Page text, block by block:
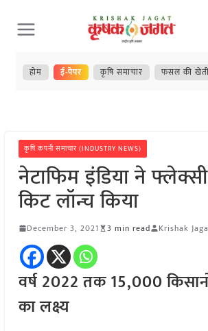
Skip
to
content
होम ई-पेपर कृषि समाचार फसल की खेती
कृषि कंपनी समाचार (INDUSTRY NEWS)
नेटाफिम इंडिया ने
किट लॉन्च किया
December 3, 2021 3 min read Krishak
वर्ष 2022 तक 15,000
का लक्ष्य